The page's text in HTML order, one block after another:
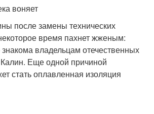
воняет
после замены технических
время пахнет жженым:
владельцам отечественных
Еще одной причиной
стать оплавленная изоляция